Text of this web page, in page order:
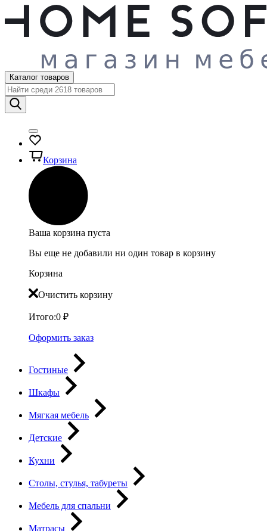
Каталог товаров
Корзина
Ваша корзина пуста
Вы еще не добавили ни один товар в корзину
Корзина
Очистить корзину
Итого:0 ₽
Оформить заказ
Гостиные
Шкафы
Мягкая мебель
Детские
Кухни
Столы, стулья, табуреты
Мебель для спальни
Матрасы